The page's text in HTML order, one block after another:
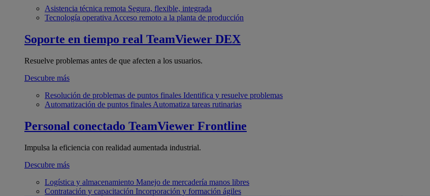
Asistencia técnica remota Segura, flexible, integrada
Tecnología operativa Acceso remoto a la planta de producción
Soporte en tiempo real TeamViewer DEX
Resuelve problemas antes de que afecten a los usuarios.
Descubre más
Resolución de problemas de puntos finales Identifica y resuelve problemas
Automatización de puntos finales Automatiza tareas rutinarias
Personal conectado TeamViewer Frontline
Impulsa la eficiencia con realidad aumentada industrial.
Descubre más
Logística y almacenamiento Manejo de mercadería manos libres
Contratación y capacitación Incorporación y formación ágiles